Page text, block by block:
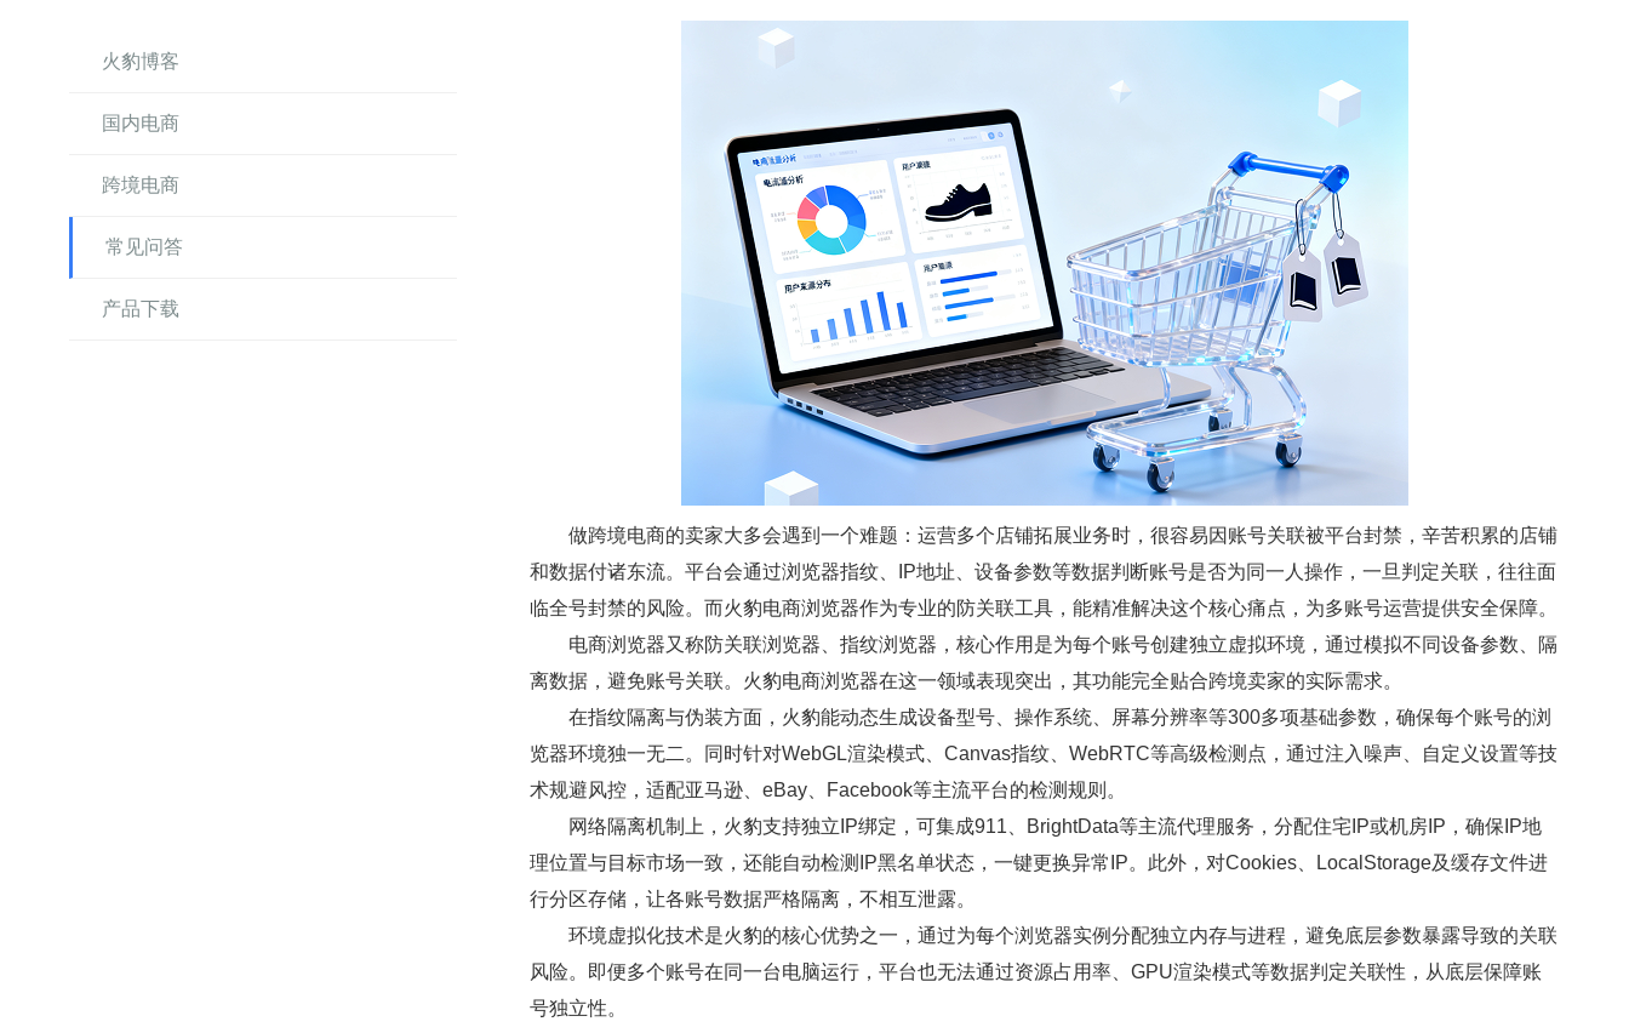
火豹博客
国内电商
跨境电商
常见问答
产品下载
做跨境电商的卖家大多会遇到一个难题：运营多个店铺拓展业务时，很容易因账号关联被平台封禁，辛苦积累的店铺
和数据付诸东流。平台会通过浏览器指纹、IP地址、设备参数等数据判断账号是否为同一人操作，一旦判定关联，往往面
临全号封禁的风险。而火豹电商浏览器作为专业的防关联工具，能精准解决这个核心痛点，为多账号运营提供安全保障。
电商浏览器又称防关联浏览器、指纹浏览器，核心作用是为每个账号创建独立虚拟环境，通过模拟不同设备参数、隔
离数据，避免账号关联。火豹电商浏览器在这一领域表现突出，其功能完全贴合跨境卖家的实际需求。
在指纹隔离与伪装方面，火豹能动态生成设备型号、操作系统、屏幕分辨率等300多项基础参数，确保每个账号的浏
览器环境独一无二。同时针对WebGL渲染模式、Canvas指纹、WebRTC等高级检测点，通过注入噪声、自定义设置等技
术规避风控，适配亚马逊、eBay、Facebook等主流平台的检测规则。
网络隔离机制上，火豹支持独立IP绑定，可集成911、BrightData等主流代理服务，分配住宅IP或机房IP，确保IP地
理位置与目标市场一致，还能自动检测IP黑名单状态，一键更换异常IP。此外，对Cookies、LocalStorage及缓存文件进
行分区存储，让各账号数据严格隔离，不相互泄露。
环境虚拟化技术是火豹的核心优势之一，通过为每个浏览器实例分配独立内存与进程，避免底层参数暴露导致的关联
风险。即便多个账号在同一台电脑运行，平台也无法通过资源占用率、GPU渲染模式等数据判定关联性，从底层保障账
号独立性。